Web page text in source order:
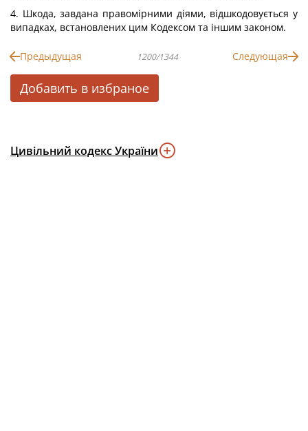
4. Шкода, завдана правомірними діями, відшкодовується у
випадках, встановлених цим Кодексом та іншим законом.
Предыдущая 1200/1344 Следующая
Добавить в избраное
Цивільний кодекс України